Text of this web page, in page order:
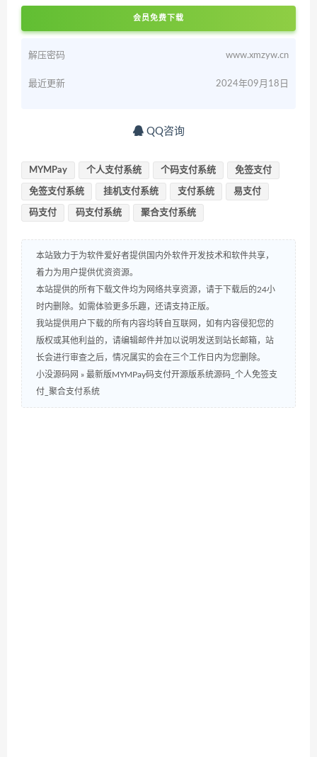
会员免费下载
解压密码 www.xmzyw.cn
最近更新 2024年09月18日
QQ咨询
MYMPay 个人支付系统 个码支付系统 免签支付
免签支付系统 挂机支付系统 支付系统 易支付
码支付 码支付系统 聚合支付系统
本站致力于为软件爱好者提供国内外软件开发技术和软件共享，
着力为用户提供优资资源。
本站提供的所有下载文件均为网络共享资源，请于下载后的24小
时内删除。如需体验更多乐趣，还请支持正版。
我站提供用户下载的所有内容均转自互联网，如有内容侵犯您的
版权或其他利益的，请编辑邮件并加以说明发送到站长邮箱，站
长会进行审查之后，情况属实的会在三个工作日内为您删除。
小没源码网 » 最新版MYMPay码支付开源版系统源码_个人免签支
付_聚合支付系统